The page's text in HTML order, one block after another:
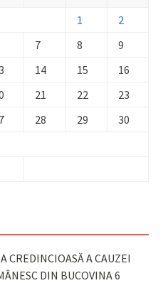
1
2
7 8
9
14 15
16
21 22
23
28 29
30
CREDINCIOASĂ A CAUZEI
DIN BUCOVINA6